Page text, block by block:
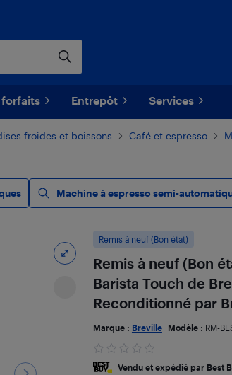
forfaits Entrepôt Services
froides et boissons Café et espresso
Machine à espresso semi-
Remis à neuf (Bon état)
Remis à neuf (Bon
Barista Touch de
Reconditionné par
Marque : Breville Modèle : RM-
Vendu et expédié par Best